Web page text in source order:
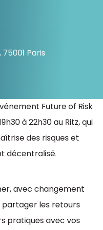
Paris
Future of Risk
à 22h30 au Ritz, qui
des risques et
décentralisé.
avec changement
les retours
pratiques avec vos